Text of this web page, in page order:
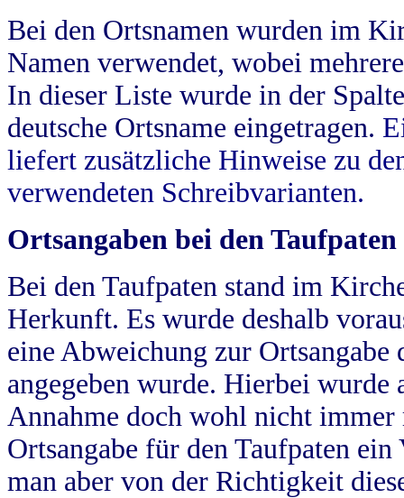
Bei den Ortsnamen wurden im
Namen verwendet, wobei
In dieser Liste wurde in der
deutsche Ortsname eingetragen.
liefert zusätzliche Hinweise zu
verwendeten Schreibvarianten.
Ortsangaben bei den Taufpaten
Bei den Taufpaten stand im
Herkunft. Es wurde deshalb
eine Abweichung zur
angegeben wurde. Hierbei wurde
Annahme doch wohl nicht
Ortsangabe für den Taufpaten
man aber von der Richtigkeit